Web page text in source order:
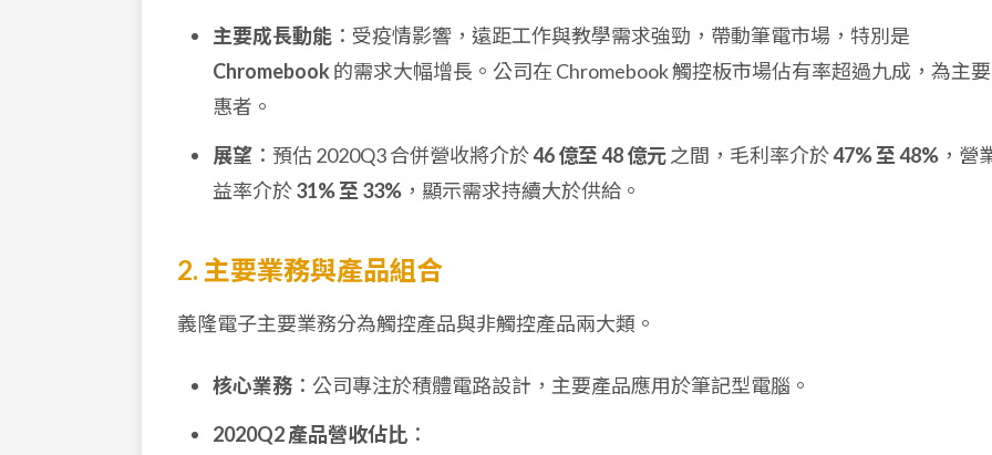
主要成長動能 ：受疫情影響，遠距工作與教學需求強勁，帶動筆電市場，特別是
Chromebook 的需求大幅增長。公司在 Chromebook 觸控板市場佔有率超過九成，為主
惠者。
展望 ：預估 2020Q3 合併營收將介於46 億至 48 億元之間，毛利率介於47% 至 48% ，營
益率介於31% 至 33% ，顯示需求持續大於供給。
2. 主要業務與產品組合
義隆電子主要業務分為觸控產品與非觸控產品兩大類。
核心業務 ：公司專注於積體電路設計，主要產品應用於筆記型電腦。
2020Q2 產品營收佔比 ：